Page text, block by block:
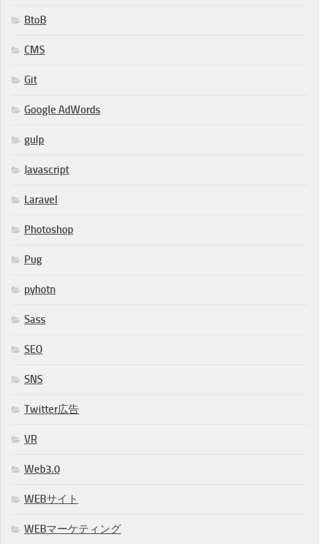
BtoB
CMS
Git
Google AdWords
gulp
Javascript
Laravel
Photoshop
Pug
pyhotn
Sass
SEO
SNS
Twitter広告
VR
Web3.0
WEBサイト
WEBマーケティング